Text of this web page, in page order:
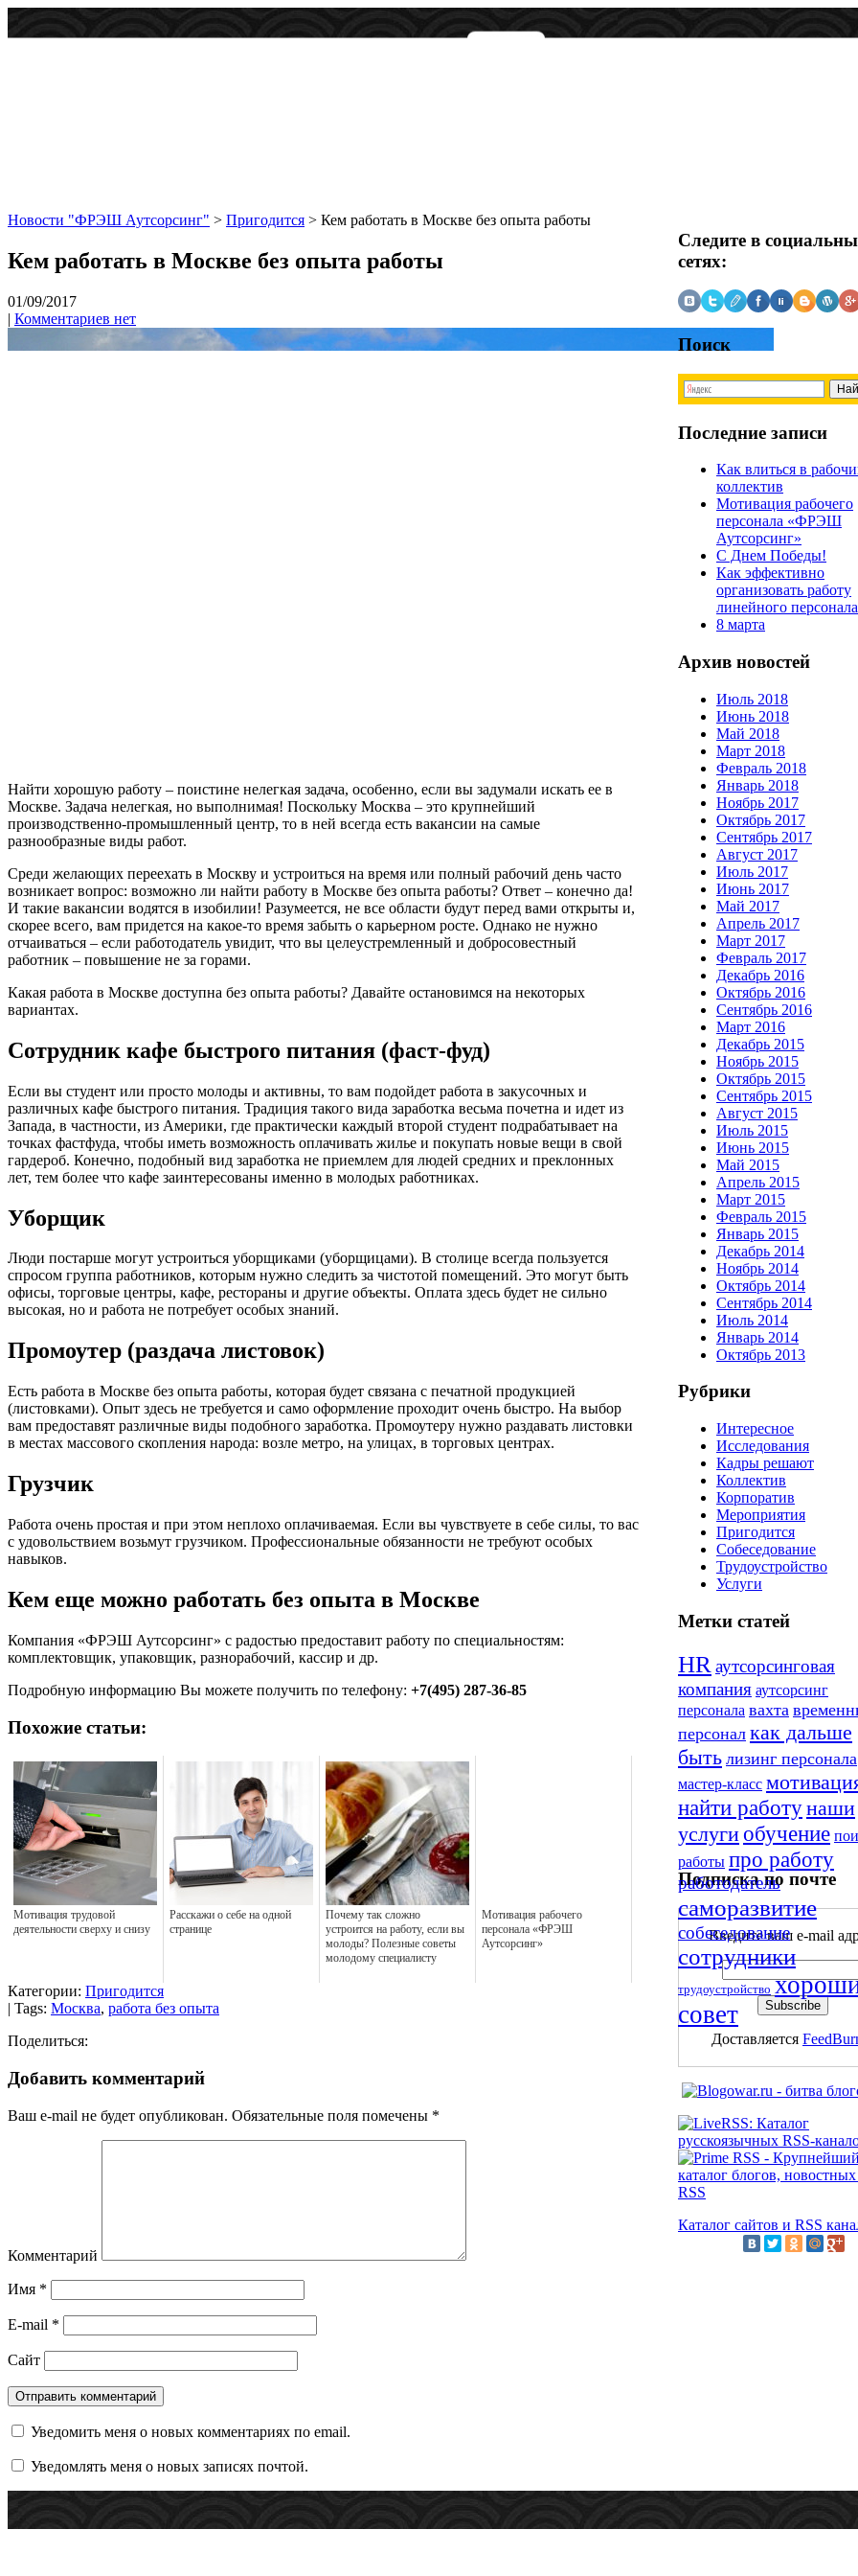
Новости "ФРЭШ Аутсорсинг" > Пригодится > Кем работать в Москве без опыта работы
Кем работать в Москве без опыта работы
01/09/2017
| Комментариев нет
Найти хорошую работу – поистине нелегкая задача, особенно, если вы задумали искать ее в
Москве. Задача нелегкая, но выполнимая! Поскольку Москва – это крупнейший
производственно-промышленный центр, то в ней всегда есть вакансии на самые
разнообразные виды работ.
Среди желающих переехать в Москву и устроиться на время или полный рабочий день часто
возникает вопрос: возможно ли найти работу в Москве без опыта работы? Ответ – конечно да!
И такие вакансии водятся в изобилии! Разумеется, не все области будут перед вами открыты и,
скорее всего, вам придется на какое-то время забыть о карьерном росте. Однако не нужно
отчаиваться – если работодатель увидит, что вы целеустремленный и добросовестный
работник – повышение не за горами.
Какая работа в Москве доступна без опыта работы? Давайте остановимся на некоторых
вариантах.
Сотрудник кафе быстрого питания (фаст-фуд)
Если вы студент или просто молоды и активны, то вам подойдет работа в закусочных и
различных кафе быстрого питания. Традиция такого вида заработка весьма почетна и идет из
Запада, в частности, из Америки, где практически каждый второй студент подрабатывает на
точках фастфуда, чтобы иметь возможность оплачивать жилье и покупать новые вещи в свой
гардероб. Конечно, подобный вид заработка не приемлем для людей средних и преклонных
лет, тем более что кафе заинтересованы именно в молодых работниках.
Уборщик
Люди постарше могут устроиться уборщиками (уборщицами). В столице всегда пользуется
спросом группа работников, которым нужно следить за чистотой помещений. Это могут быть
офисы, торговые центры, кафе, рестораны и другие объекты. Оплата здесь будет не сильно
высокая, но и работа не потребует особых знаний.
Промоутер (раздача листовок)
Есть работа в Москве без опыта работы, которая будет связана с печатной продукцией
(листовками). Опыт здесь не требуется и само оформление проходит очень быстро. На выбор
вам предоставят различные виды подобного заработка. Промоутеру нужно раздавать листовки
в местах массового скопления народа: возле метро, на улицах, в торговых центрах.
Грузчик
Работа очень простая и при этом неплохо оплачиваемая. Если вы чувствуете в себе силы, то вас
с удовольствием возьмут грузчиком. Профессиональные обязанности не требуют особых
навыков.
Кем еще можно работать без опыта в Москве
Компания «ФРЭШ Аутсорсинг» с радостью предоставит работу по специальностям:
комплектовщик, упаковщик, разнорабочий, кассир и др.
Подробную информацию Вы можете получить по телефону: +7(495) 287-36-85
Похожие статьи:
Мотивация трудовой
деятельности сверху и снизу
Расскажи о себе на одной
странице
Почему так сложно
устроится на работу, если вы
молоды? Полезные советы
молодому специалисту
Мотивация рабочего
персонала «ФРЭШ
Аутсорсинг»
Категории: Пригодится
| Tags: Москва, работа без опыта
Поделиться:
Добавить комментарий
Ваш e-mail не будет опубликован. Обязательные поля помечены *
Комментарий
Имя *
E-mail *
Сайт
Уведомить меня о новых комментариях по email.
Уведомлять меня о новых записях почтой.
Следите в
сетях:
Поиск
Последние записи
Как влиться в
коллектив
Мотивация рабочего
персонала «ФРЭШ
Аутсорсинг»
С Днем Победы!
Как эффективно
организовать работу
линейного персонала
8 марта
Архив новостей
Июль 2018
Июнь 2018
Май 2018
Март 2018
Февраль 2018
Январь 2018
Ноябрь 2017
Октябрь 2017
Сентябрь 2017
Август 2017
Июль 2017
Июнь 2017
Май 2017
Апрель 2017
Март 2017
Февраль 2017
Декабрь 2016
Октябрь 2016
Сентябрь 2016
Март 2016
Декабрь 2015
Ноябрь 2015
Октябрь 2015
Сентябрь 2015
Август 2015
Июль 2015
Июнь 2015
Май 2015
Апрель 2015
Март 2015
Февраль 2015
Январь 2015
Декабрь 2014
Ноябрь 2014
Октябрь 2014
Сентябрь 2014
Июль 2014
Январь 2014
Октябрь 2013
Рубрики
Интересное
Исследования
Кадры решают
Коллектив
Корпоратив
Мероприятия
Пригодится
Собеседование
Трудоустройство
Услуги
Метки статей
HR аутсорсинговая
компания аутсорсинг
персонала вахта
персонал как дальше
быть лизинг персонала
мастер-класс
найти работунаши
услугиобучение
работы про работу
работодатель
саморазвитие
собеседование
сотрудники
трудоустройство
совет
Подписка по почте
Введите ваш e-mail
Доставляется
Каталог сайтов и RSS